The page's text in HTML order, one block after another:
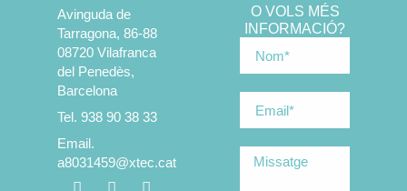
Avinguda de
Tarragona, 86-88
08720 Vilafranca
del Penedès,
Barcelona
Tel. 938 90 38 33
Email.
a8031459@xtec.cat
O VOLS MÉS
INFORMACIÓ?